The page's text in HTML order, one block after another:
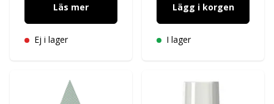
Läs mer
Ej i lager
Lägg i korgen
I lager